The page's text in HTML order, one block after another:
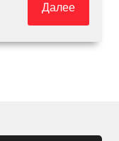
Далее